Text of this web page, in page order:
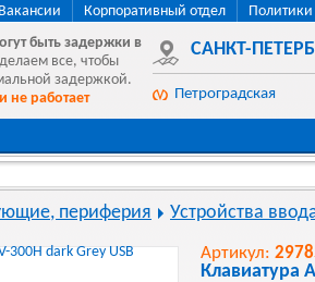
Вакансии Корпоративный отдел Политики
быть задержки в
все, чтобы
задержкой.
не работает
САНКТ-
Петроградская
периферия Устройства
Артикул:
Клавиатура